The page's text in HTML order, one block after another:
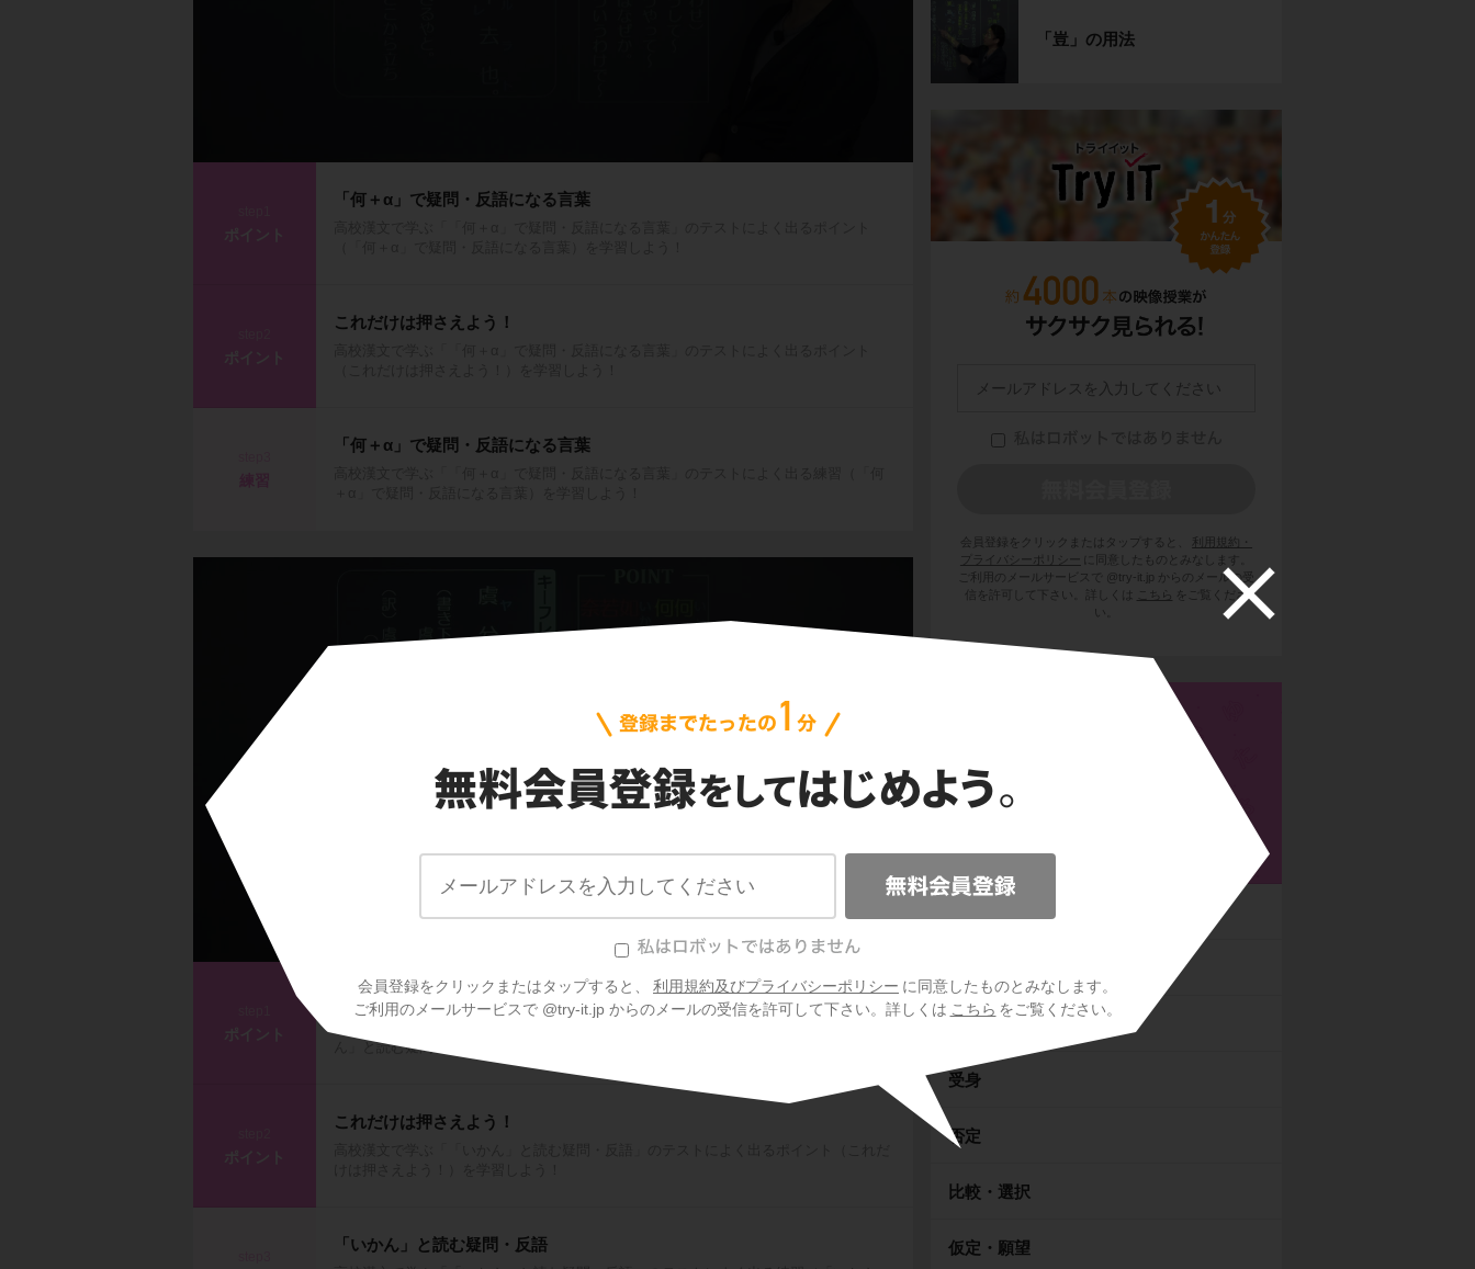
会員登録をクリックまたはタップすると、 利用規約及びプライバシーポリシー に同意したものとみなします。
ご利用のメールサービスで @try-it.jp からのメールの受信を許可して下さい。詳しくは こちら をご覧ください。
ポイント
「何＋α」で疑問・反語になる言葉
ポイント
これだけは押さえよう！
「何＋α」で疑問・反語になる言葉
「いかん」と読む疑問・反語
ポイント
「いかん」と読む疑問・反語
ん」と読む疑問・反語）を学習しよう！
ポイント
これだけは押さえよう！
「いかん」と読む疑問・反語
「豈」の用法
会員登録をクリックまたはタップすると、
利用規約・
プライバシーポリシー
に同意したものとみなします。
ご利用のメールサービスで @try-it.jp からのメールの受
信を許可して下さい。詳しくは
こちら
をご覧くださ
い。
受身
否定
比較・選択
仮定・願望